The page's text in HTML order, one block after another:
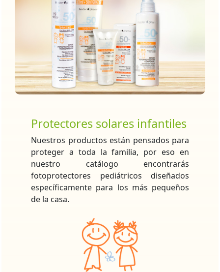
Protectores solares infantiles
Nuestros productos están pensados para
proteger a toda la familia, por eso en
nuestro catálogo encontrarás
fotoprotectores pediátricos diseñados
específicamente para los más pequeños
de la casa.